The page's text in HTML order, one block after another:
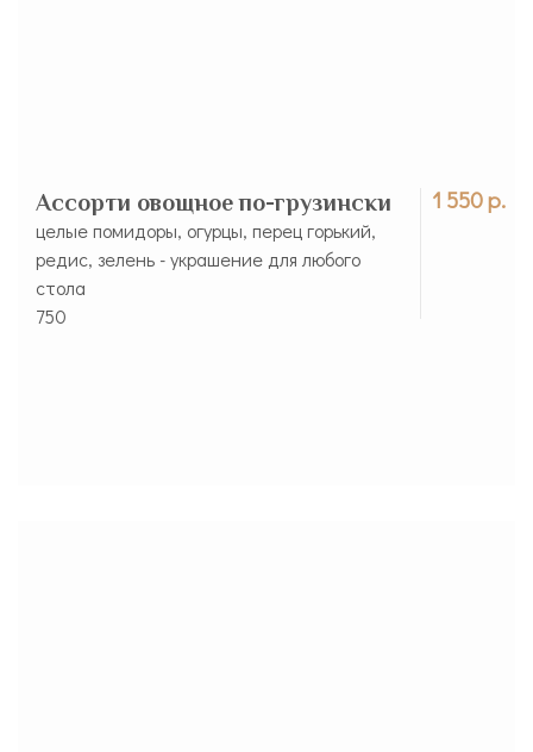
1 550 р.
Ассорти овощное по-грузински
целые помидоры, огурцы, перец горький,
редис, зелень - украшение для любого
стола
750